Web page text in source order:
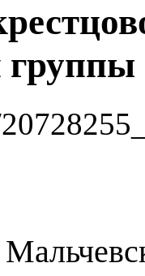
группы